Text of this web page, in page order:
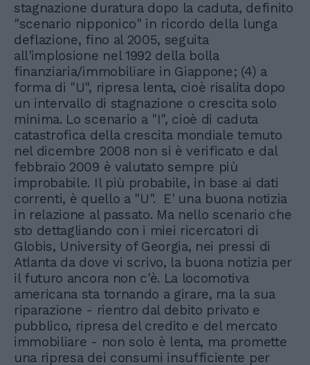
stagnazione duratura dopo la caduta, definito
"scenario nipponico" in ricordo della lunga
deflazione, fino al 2005, seguita
all'implosione nel 1992 della bolla
finanziaria/immobiliare in Giappone; (4) a
forma di "U", ripresa lenta, cioè risalita dopo
un intervallo di stagnazione o crescita solo
minima. Lo scenario a "I", cioè di caduta
catastrofica della crescita mondiale temuto
nel dicembre 2008 non si è verificato e dal
febbraio 2009 è valutato sempre più
improbabile. Il più probabile, in base ai dati
correnti, è quello a "U". E' una buona notizia
in relazione al passato. Ma nello scenario che
sto dettagliando con i miei ricercatori di
Globis, University of Georgia, nei pressi di
Atlanta da dove vi scrivo, la buona notizia per
il futuro ancora non c'è. La locomotiva
americana sta tornando a girare, ma la sua
riparazione - rientro dal debito privato e
pubblico, ripresa del credito e del mercato
immobiliare - non solo è lenta, ma promette
una ripresa dei consumi insufficiente per